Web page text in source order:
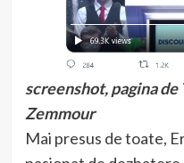
screenshot, pagina
Zemmour
Mai presus de toate,